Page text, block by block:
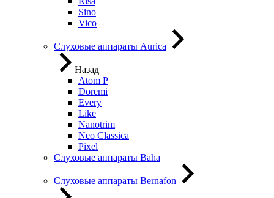
Sino
Vico
Слуховые аппараты Aurica
Назад
Atom P
Doremi
Every
Like
Nanotrim
Neo Classica
Pixel
Слуховые аппараты Baha
Слуховые аппараты Bernafon